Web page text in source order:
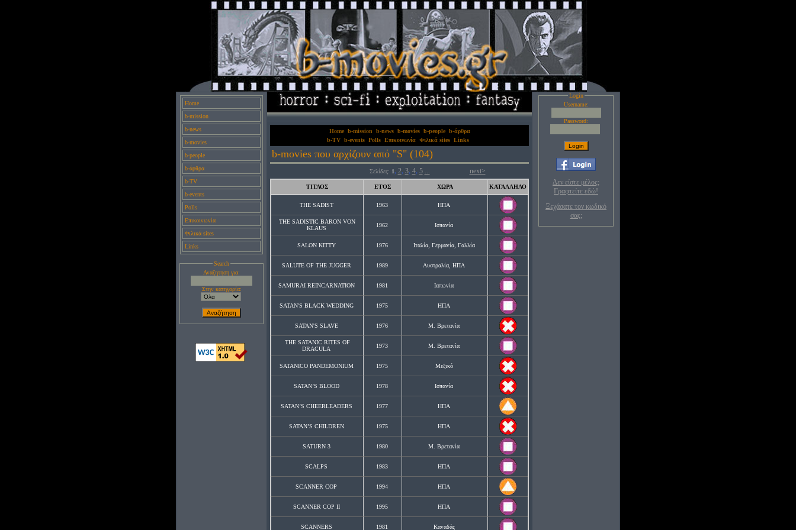
Home
b-mission
b-news
b-movies
b-people
b-άρθρα
b-TV
b-events
Polls
Επικοινωνία
Φιλικά sites
Links
Search
Αναζητηση για:
Στην κατηγορία:
Home b-mission b-news b-movies b-people b-άρθρα
b-TV b-events Polls Επικοινωνία Φιλικά sites Links
b-movies που αρχίζουν από "S" (104)
Σελίδες: 1, 2, 3, 4, 5 ... next>
ΤΙΤΛΟΣ ΕΤΟΣ ΧΩΡΑ ΚΑΤΑΛΛΗΛΟ
THE SADIST 1963 ΗΠΑ
THE SADISTIC BARON VON
KLAUS
1962 Ισπανία
SALON KITTY 1976 Ιταλία, Γερμανία, Γαλλία
SALUTE OF THE JUGGER 1989 Αυστραλία, ΗΠΑ
SAMURAI REINCARNATION 1981 Ιαπωνία
SATAN'S BLACK WEDDING 1975 ΗΠΑ
SATAN'S SLAVE 1976 Μ. Βρετανία
THE SATANIC RITES OF
DRACULA
1973 Μ. Βρετανία
SATANICO PANDEMONIUM 1975 Μεξικό
SATAN’S BLOOD 1978 Ισπανία
SATAN’S CHEERLEADERS 1977 ΗΠΑ
SATAN’S CHILDREN 1975 ΗΠΑ
SATURN 3 1980 Μ. Βρετανία
SCALPS 1983 ΗΠΑ
SCANNER COP 1994 ΗΠΑ
SCANNER COP II 1995 ΗΠΑ
SCANNERS 1981 Καναδάς
Login
Username:
Password:
Δεν είστε μέλος;
Γραφτείτε εδώ!
Ξεχάσατε τον κωδικό
σας;